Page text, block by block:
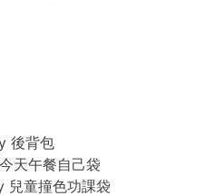
後背包
天午餐自己袋
兒童撞色功課袋